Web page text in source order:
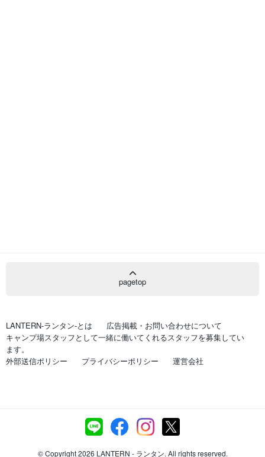
pagetop
LANTERN-ランタン-とは
広告掲載・お問い合わせについて
キャンプ場スタッフとして一緒に働いてくれるスタッフを募集してい
ます。
外部送信ポリシー
プライバシーポリシー 運営会社
© Copyright 2026 LANTERN - ランタン. All rights reserved.